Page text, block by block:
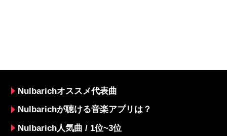
Nulbarichオススメ代表曲
Nulbarichが聴ける音楽アプリは？
Nulbarich人気曲 / 1位~3位